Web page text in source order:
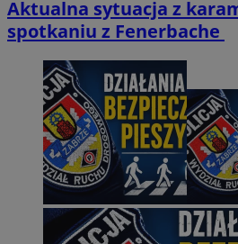
Aktualna sytuacja z
spotkaniu z Fenerbache